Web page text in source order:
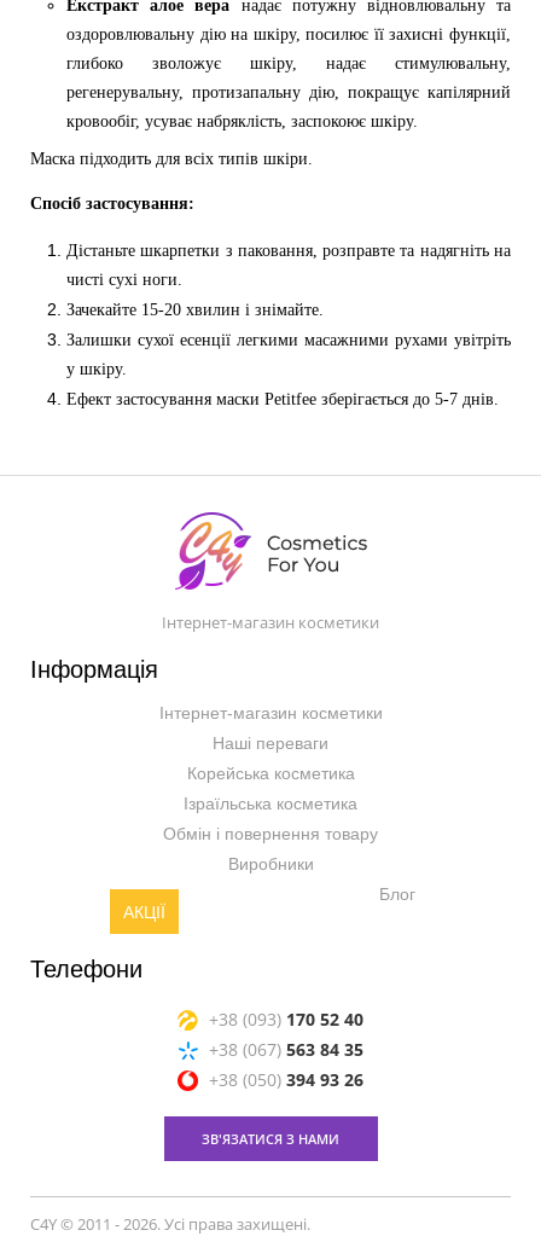
Екстракт алое вера надає потужну відновлювальну та
оздоровлювальну дію на шкіру, посилює її захисні функції,
глибоко зволожує шкіру, надає стимулювальну,
регенерувальну, протизапальну дію, покращує капілярний
кровообіг, усуває набряклість, заспокоює шкіру.
Маска підходить для всіх типів шкіри.
Спосіб застосування:
Дістаньте шкарпетки з паковання, розправте та надягніть на
чисті сухі ноги.
Зачекайте 15-20 хвилин і знімайте.
Залишки сухої есенції легкими масажними рухами увітріть
у шкіру.
Ефект застосування маски Petitfee зберігається до 5-7 днів.
Інтернет-магазин косметики
Інформація
Інтернет-магазин косметики
Наші переваги
Корейська косметика
Ізраїльська косметика
Обмін і повернення товару
Виробники
АКЦІЇ
Блог
Телефони
+38 (093) 170 52 40
+38 (067) 563 84 35
+38 (050) 394 93 26
ЗВ'ЯЗАТИСЯ З НАМИ
C4Y © 2011 - 2026. Усі права захищені.